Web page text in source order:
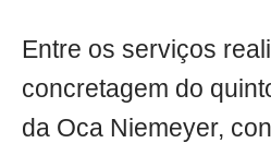
Entre os serviços
concretagem do
da Oca Niemeyer,